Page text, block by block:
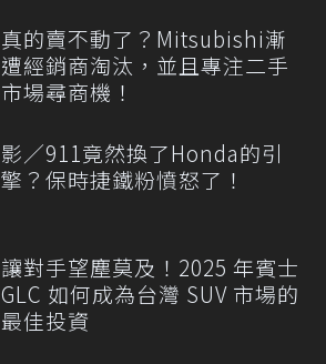
真的賣不動了？Mitsubishi漸
遭經銷商淘汰，並且專注二手
市場尋商機！
影／911竟然換了Honda的引
擎？保時捷鐵粉憤怒了！
讓對手望塵莫及！2025 年賓士
GLC 如何成為台灣 SUV 市場的
最佳投資